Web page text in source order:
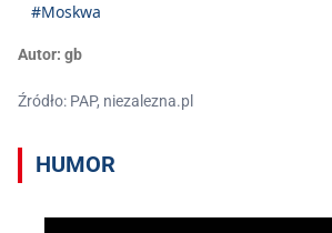
#Moskwa
Autor: gb
Źródło: PAP, niezalezna.pl
HUMOR